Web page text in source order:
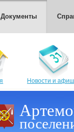
Документы
Новости и